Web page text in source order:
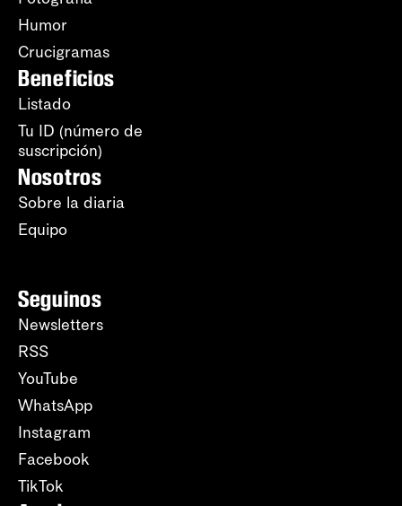
Humor
Crucigramas
Beneficios
Listado
Tu ID (número de
suscripción)
Nosotros
Sobre la diaria
Equipo
Seguinos
Newsletters
RSS
YouTube
WhatsApp
Instagram
Facebook
TikTok